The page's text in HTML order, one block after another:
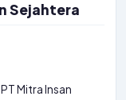
Sejahtera
Mitra Insan